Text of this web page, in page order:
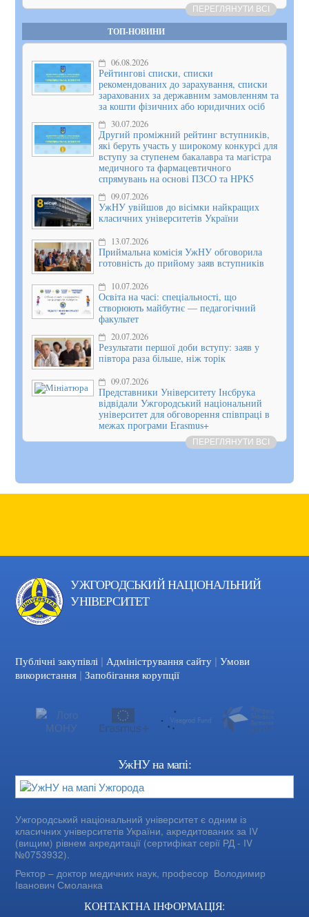
ПЕРЕГЛЯНУТИ ВСІ
ТОП-НОВИНИ
06.08.2026
Рейтингові списки, списки
рекомендованих до зарахування, списки
зарахованих за державним замовленням та
за кошти фізичних або юридичних осіб
30.07.2026
Другий проміжний рейтинг вступників,
які беруть участь у широкому конкурсі для
вступу за ступенем бакалавра та магістра
медичного та фармацевтичного
спрямувань на основі ПЗСО та НРК5
09.07.2026
УжНУ увійшов до вісімки найкращих
класичних університетів України
13.07.2026
Приймальна комісія УжНУ обговорила
готовність до прийому заяв вступників
10.07.2026
Освіта на часі: спеціальності, що
створюють майбутнє — педагогічний
факультет
20.07.2026
Результати першої доби вступу: заяв у
півтора раза більше, ніж торік
09.07.2026
Представники Університету Інсбрука
відвідали Ужгородський національний
університет для обговорення співпраці в
межах програми Erasmus+
ПЕРЕГЛЯНУТИ ВСІ
УЖГОРОДСЬКИЙ НАЦІОНАЛЬНИЙ
УНІВЕРСИТЕТ
Facebook
Публічні закупівлі | Адміністрування сайту | Умови
використання | Запобігання корупції
УжНУ на мапі:
Ужгородський національний університет є одним із
класичних університетів України, акредитованих за IV
(вищим) рівнем акредитації (сертифікат серії РД - IV
№0753932).
Ректор – доктор медичних наук, професор Володимир
Іванович Смоланка
КОНТАКТНА ІНФОРМАЦІЯ: